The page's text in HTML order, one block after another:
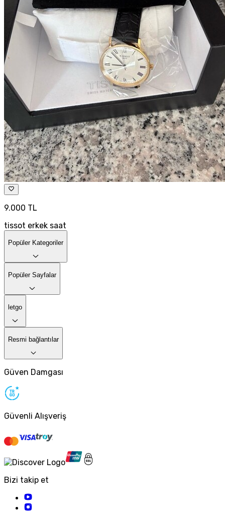
9.000 TL
tissot erkek saat
Popüler Kategoriler
Popüler Sayfalar
letgo
Resmi bağlantılar
Güven Damgası
Güvenli Alışveriş
Bizi takip et